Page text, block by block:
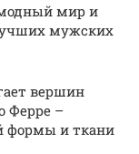
мир и
мужских
вершин
Ферре –
формы и ткани